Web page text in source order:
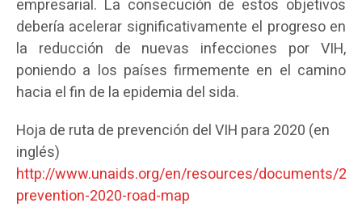
empresarial. La consecución de estos objetivos
debería acelerar significativamente el progreso en
la reducción de nuevas infecciones por VIH,
poniendo a los países firmemente en el camino
hacia el fin de la epidemia del sida.
Hoja de ruta de prevención del VIH para 2020 (en
inglés)
http://www.unaids.org/en/resources/documents/
prevention-2020-road-map